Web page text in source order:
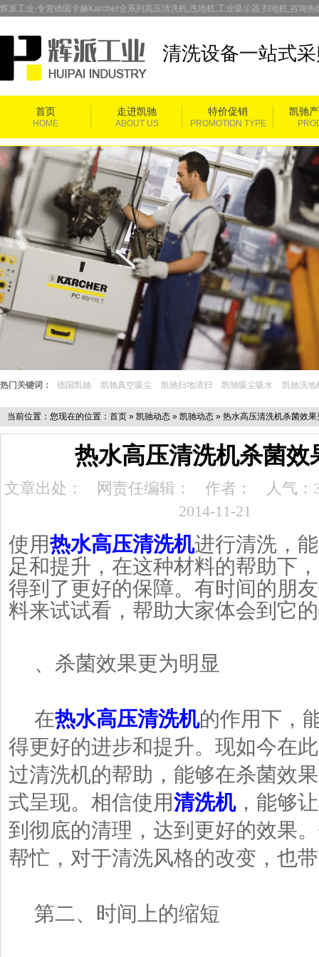
辉派工业-专营德国卡赫Karcher全系列高压清洗机,洗地机,工业吸尘器,扫地机,咨询
清洗设备一站式
首页 走进凯驰 特价促销 凯驰
HOME ABOUT US PROMOTION TYPE
热门关键词： 德国凯驰 凯驰真空吸尘 凯驰扫地清扫 凯驰吸尘吸水 凯驰洗地
当前位置：您现在的位置： 首页 » 凯驰动态 » 凯驰动态 » 热水高压清洗机杀菌效
热水高压清洗机杀菌效
文章出处： 网责任编辑： 作者：
人气：
2014-11-21
使用热水高压清洗机进行清洗，
足和提升，在这种材料的帮助下
得到了更好的保障。有时间的朋
料来试试看，帮助大家体会到它
、杀菌效果更为明显
在热水高压清洗机的作用下，
得更好的进步和提升。现如今在
过清洗机的帮助，能够在杀菌效
式呈现。相信使用清洗机，能够
到彻底的清理，达到更好的效果
帮忙，对于清洗风格的改变，也
第二、时间上的缩短